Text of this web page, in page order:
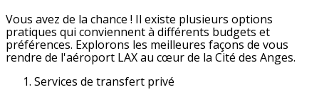
Vous avez de la chance ! Il existe plusieurs options
pratiques qui conviennent à différents budgets et
préférences. Explorons les meilleures façons de vous
rendre de l'aéroport LAX au cœur de la Cité des Anges.
Services de transfert privé